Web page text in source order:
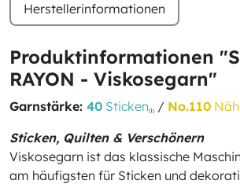
Herstellerinformationen
Produktinformationen
RAYON - Viskosegarn"
Garnstärke: 40 Sticken(1)/ No.110
Sticken, Quilten & Verschönern
Viskosegarn ist das klassische
am häufigsten für Sticken und